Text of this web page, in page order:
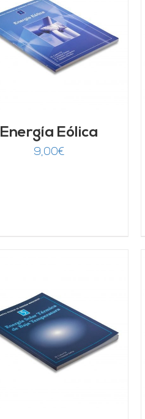
Energía Eólica
9,00€
AÑADIR AL CARRITO
DETALLES
AÑADIR AL CARRITO
/
DETALLES